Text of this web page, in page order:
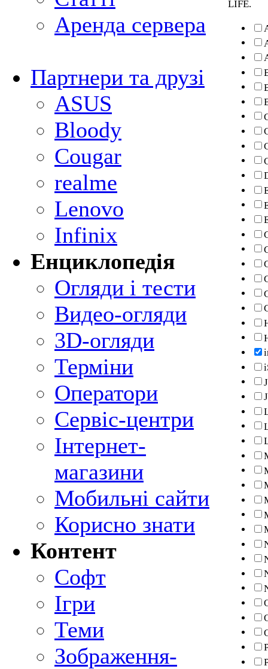
Аренда сервера
Партнери та друзі
ASUS
Bloody
Cougar
realme
Lenovo
Infinix
Енциклопедія
Огляди і тести
Видео-огляди
3D-огляди
Терміни
Оператори
Сервіс-центри
Інтернет-
магазини
Мобильні сайти
Корисно знати
Контент
Софт
Ігри
Теми
Зображення-
LIFE.